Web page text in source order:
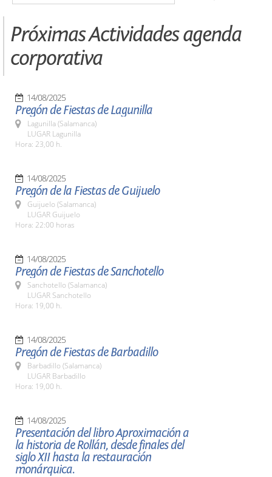
Próximas Actividades agenda
corporativa
14/08/2025
Pregón de Fiestas de Lagunilla
Lagunilla (Salamanca)
LUGAR Lagunilla
Hora: 23,00 h.
14/08/2025
Pregón de la Fiestas de Guijuelo
Guijuelo (Salamanca)
LUGAR Guijuelo
Hora: 22:00 horas
14/08/2025
Pregón de Fiestas de Sanchotello
Sanchotello (Salamanca)
LUGAR Sanchotello
Hora: 19,00 h.
14/08/2025
Pregón de Fiestas de Barbadillo
Barbadillo (Salamanca)
LUGAR Barbadillo
Hora: 19,00 h.
14/08/2025
Presentación del libro Aproximación a
la historia de Rollán, desde finales del
siglo XII hasta la restauración
monárquica.